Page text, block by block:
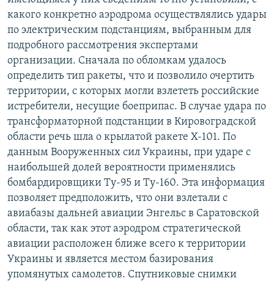
какого конкретно аэродрома осуществлялись удары
по электрическим подстанциям, выбранным для
подробного рассмотрения экспертами
организации. Сначала по обломкам удалось
определить тип ракеты, что и позволило очертить
территории, с которых могли взлететь российские
истребители, несущие боеприпас. В случае удара по
трансформаторной подстанции в Кировоградской
области речь шла о крылатой ракете Х-101. По
данным Вооруженных сил Украины, при ударе с
наибольшей долей вероятности применялись
бомбардировщики Ту-95 и Ту-160. Эта информация
позволяет предположить, что они взлетали с
авиабазы дальней авиации Энгельс в Саратовской
области, так как этот аэродром стратегической
авиации расположен ближе всего к территории
Украины и является местом базирования
упомянутых самолетов. Спутниковые снимки